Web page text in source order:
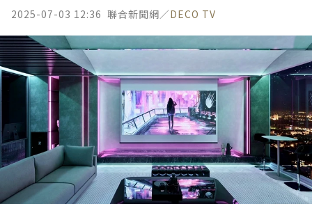
2025-07-03 12:36 聯合新聞網／DECO TV